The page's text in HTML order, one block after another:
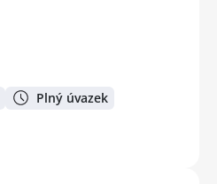
Plný úvazek